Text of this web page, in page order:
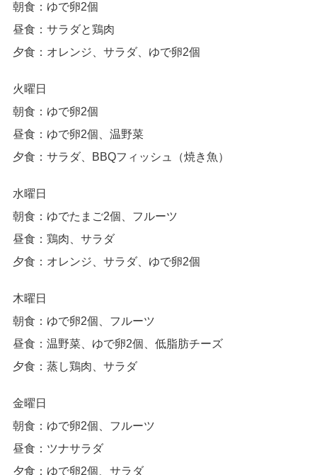
朝食：ゆで卵2個
昼食：サラダと鶏肉
夕食：オレンジ、サラダ、ゆで卵2個
火曜日
朝食：ゆで卵2個
昼食：ゆで卵2個、温野菜
夕食：サラダ、BBQフィッシュ（焼き魚）
水曜日
朝食：ゆでたまご2個、フルーツ
昼食：鶏肉、サラダ
夕食：オレンジ、サラダ、ゆで卵2個
木曜日
朝食：ゆで卵2個、フルーツ
昼食：温野菜、ゆで卵2個、低脂肪チーズ
夕食：蒸し鶏肉、サラダ
金曜日
朝食：ゆで卵2個、フルーツ
昼食：ツナサラダ
夕食：ゆで卵2個、サラダ